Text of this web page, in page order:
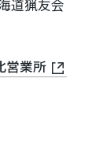
猟友会
営業所